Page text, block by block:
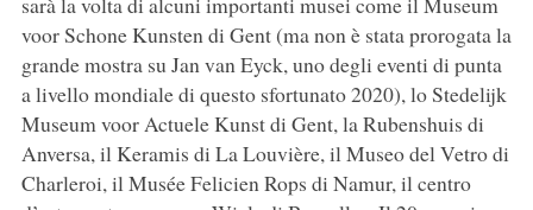
voor Schone Kunsten di Gent (ma non è stata prorogata la
grande mostra su Jan van Eyck, uno degli eventi di punta
a livello mondiale di questo sfortunato 2020), lo Stedelijk
Museum voor Actuele Kunst di Gent, la Rubenshuis di
Anversa, il Keramis di La Louvière, il Museo del Vetro di
Charleroi, il Musée Felicien Rops di Namur, il centro